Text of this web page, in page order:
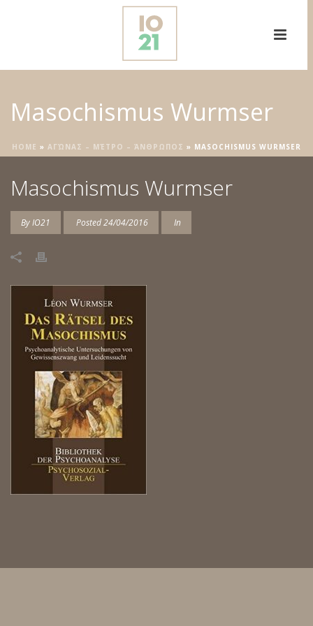
Masochismus Wurmser
HOME » ΑΓΏΝΑΣ – ΜΈΤΡΟ – ΆΝΘΡΩΠΟΣ » MASOCHISMUS WURMSER
Masochismus Wurmser
ByIO21 Posted24/04/2016 In